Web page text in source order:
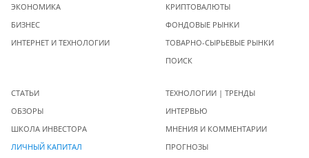
ЭКОНОМИКА
БИЗНЕС
ИНТЕРНЕТ И ТЕХНОЛОГИИ
КРИПТОВАЛЮТЫ
ФОНДОВЫЕ РЫНКИ
ТОВАРНО-СЫРЬЕВЫЕ РЫНКИ
ПОИСК
СТАТЬИ
ОБЗОРЫ
ШКОЛА ИНВЕСТОРА
ЛИЧНЫЙ КАПИТАЛ
ТЕХНОЛОГИИ | ТРЕНДЫ
ИНТЕРВЬЮ
МНЕНИЯ И КОММЕНТАРИИ
ПРОГНОЗЫ